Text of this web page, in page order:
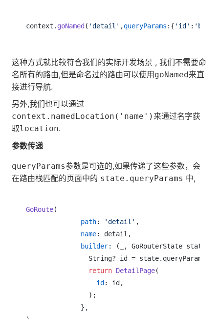
context. goNamed( 'detail' ,queryParams :{ 'id' : 'b'
这种方式就比较符合我们的实际开发场景 , 我们不需要命
名所有的路由,但是命名过的路由可以使用goNamed来直
接进行导航.
另外,我们也可以通过
context.namedLocation('name') 来通过名字获
取location.
参数传递
queryParams参数是可选的,如果传递了这些参数，会
在路由栈匹配的页面中的 state.queryParams 中,
GoRoute(
path: 'detail' ,
name: detail,
builder: (_, GoRouterState state) {
                String? id = state.queryParams[
return DetailPage(
id: id,
                );
              },